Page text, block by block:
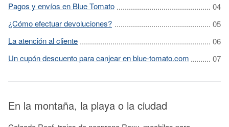
Pagos y envíos en Blue Tomato
¿Cómo efectuar devoluciones?
La atención al cliente
Un cupón descuento para canjear en blue-tomato.com
En la montaña, la playa o la ciudad